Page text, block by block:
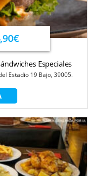
Especiales
Estadio 19 Bajo, 39005.